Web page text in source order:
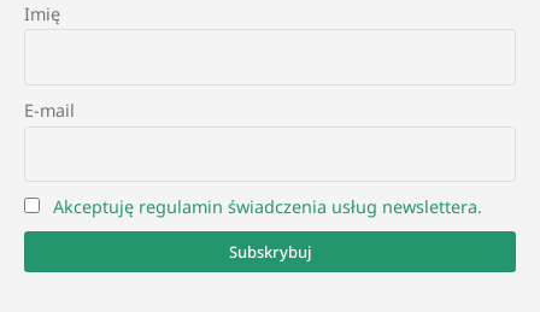
Imię
E-mail
Akceptuję regulamin świadczenia usług newslettera.